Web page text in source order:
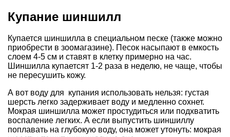
Купание шиншилл
Купается шиншилла в специальном песке (также можно
приобрести в зоомагазине). Песок насыпают в емкость
слоем 4-5 см и ставят в клетку примерно на час.
Шиншилла купаетсят 1-2 раза в неделю, не чаще, чтобы
не пересушить кожу.
А вот воду для купания использовать нельзя: густая
шерсть легко задерживает воду и медленно сохнет.
Мокрая шиншилла может простудиться или подхватить
воспаление легких. А если выпустить шиншиллу
поплавать на глубокую воду, она может утонуть: мокрая